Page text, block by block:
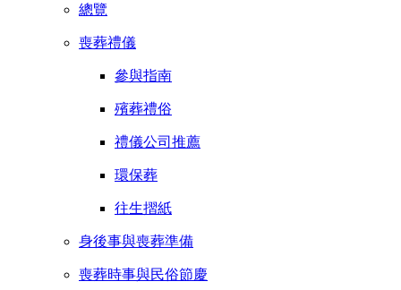
總覽
喪葬禮儀
參與指南
殯葬禮俗
禮儀公司推薦
環保葬
往生摺紙
身後事與喪葬準備
喪葬時事與民俗節慶